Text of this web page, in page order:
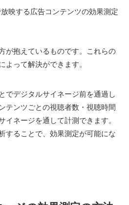
映する広告コンテンツの効果測定
が抱えているものです。これらの
よって解決ができます。
でデジタルサイネージ前を通過し
テンツごとの視聴者数・視聴時間
イネージを通して計測できます。
することで、効果測定が可能にな